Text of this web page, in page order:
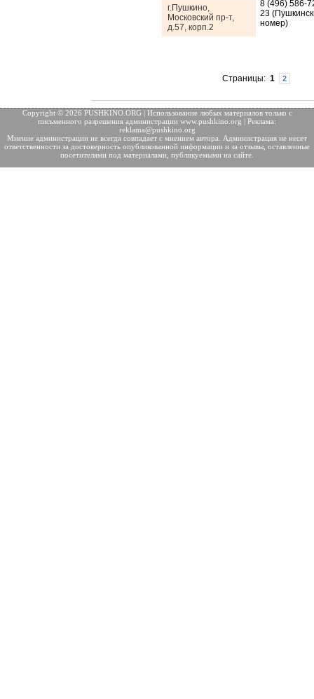
г.Пушкино,
Московский пр-т,
д.57, корп.2
8 (496) 586-
23
номер)
Страницы: 1 2
Copyright © 2026 PUSHKINO.ORG | Использование любых материалов только с
письменного разрешения администрации www.pushkino.org | Реклама:
reklama@pushkino.org
Мнение администрации не всегда совпадает с мнением автора. Администрация не несет
ответственности за достоверность опубликованной информации и за отзывы, оставленные
посетителями под материалами, публикуемыми на сайте.